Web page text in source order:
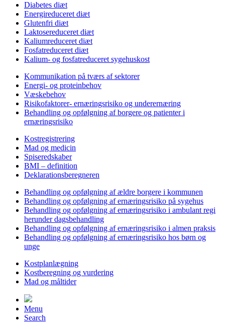
Diabetes diæt
Energireduceret diæt
Glutenfri diæt
Laktosereduceret diæt
Kaliumreduceret diæt
Fosfatreduceret diæt
Kalium- og fosfatreduceret sygehuskost
Kommunikation på tværs af sektorer
Energi- og proteinbehov
Væskebehov
Risikofaktorer- ernæringsrisiko og underernæring
Behandling og opfølgning af borgere og patienter i
ernæringsrisiko
Kostregistrering
Mad og medicin
Spiseredskaber
BMI – definition
Deklarationsberegneren
Behandling og opfølgning af ældre borgere i kommunen
Behandling og opfølgning af ernæringsrisiko på sygehus
Behandling og opfølgning af ernæringsrisiko i ambulant regi
herunder dagsbehandling
Behandling og opfølgning af ernæringsrisiko i almen praksis
Behandling og opfølgning af ernæringsrisiko hos børn og
unge
Kostplanlægning
Kostberegning og vurdering
Mad og måltider
Menu
Search